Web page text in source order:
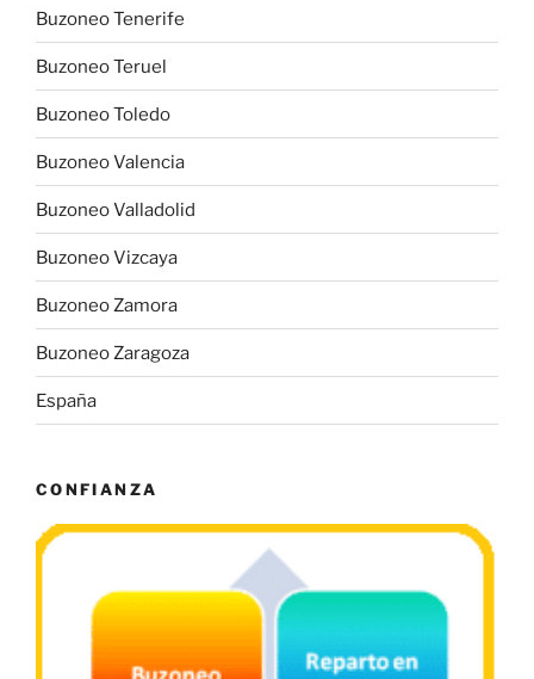
Buzoneo Tenerife
Buzoneo Teruel
Buzoneo Toledo
Buzoneo Valencia
Buzoneo Valladolid
Buzoneo Vizcaya
Buzoneo Zamora
Buzoneo Zaragoza
España
CONFIANZA